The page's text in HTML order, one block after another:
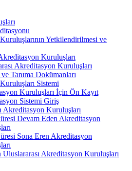
Yetkilendirilmesi ve
Kuruluşları
Akreditasyon Kuruluşları
Tanıma Dokümanları
Sistemi
Kuruluşları İçin Ön Kayıt
Sistemi Giriş
Akreditasyon Kuruluşları
Devam Eden Akreditasyon
Sona Eren Akreditasyon
Uluslararası Akreditasyon Kuruluşları